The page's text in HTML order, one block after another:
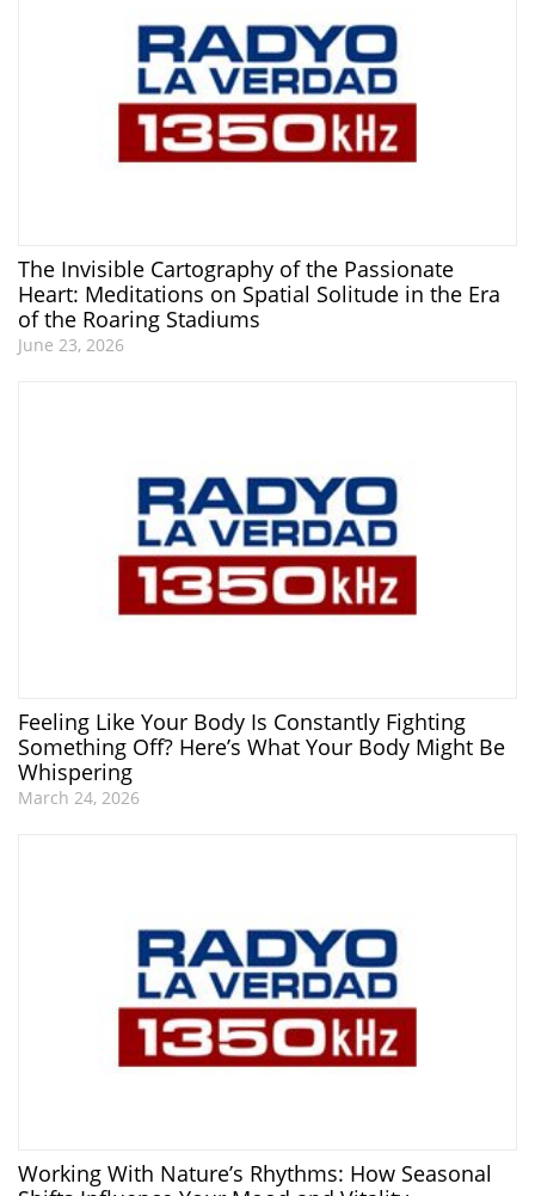
The Invisible Cartography of the Passionate
Heart: Meditations on Spatial Solitude in the Era
of the Roaring Stadiums
June 23, 2026
Feeling Like Your Body Is Constantly Fighting
Something Off? Here’s What Your Body Might Be
Whispering
March 24, 2026
Working With Nature’s Rhythms: How Seasonal